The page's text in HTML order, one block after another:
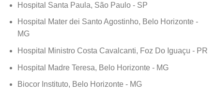
Hospital Santa Paula, São Paulo - SP
Hospital Mater dei Santo Agostinho, Belo Horizonte -
MG
Hospital Ministro Costa Cavalcanti, Foz Do Iguaçu - PR
Hospital Madre Teresa, Belo Horizonte - MG
Biocor Instituto, Belo Horizonte - MG